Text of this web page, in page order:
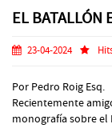
EL BATALLÓN
23-04-2024
Por Pedro Roig
Recientemente
monografía sobre el